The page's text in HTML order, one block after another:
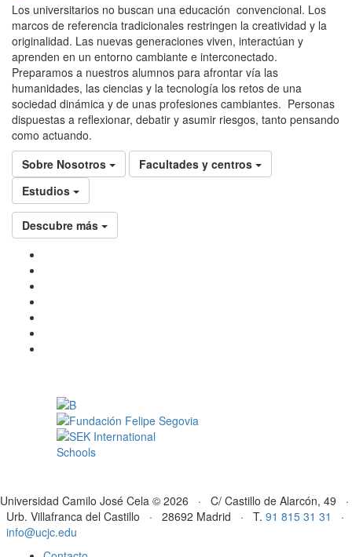
Los universitarios no buscan una educación convencional. Los
marcos de referencia tradicionales restringen la creatividad y la
originalidad. Las nuevas generaciones viven, interactúan y
aprenden en un entorno cambiante e interconectado.
Preparamos a nuestros alumnos para afrontar vía las
humanidades, las ciencias y la tecnología los retos de una
sociedad dinámica y de unas profesiones cambiantes. Personas
dispuestas a reflexionar, debatir y asumir riesgos, tanto pensando
como actuando.
Sobre Nosotros
Facultades y centros
Estudios
Descubre más
Universidad Camilo José Cela © 2026 · C/ Castillo de Alarcón, 49 ·
Urb. Villafranca del Castillo · 28692 Madrid · T. 91 815 31 31
·
info@ucjc.edu